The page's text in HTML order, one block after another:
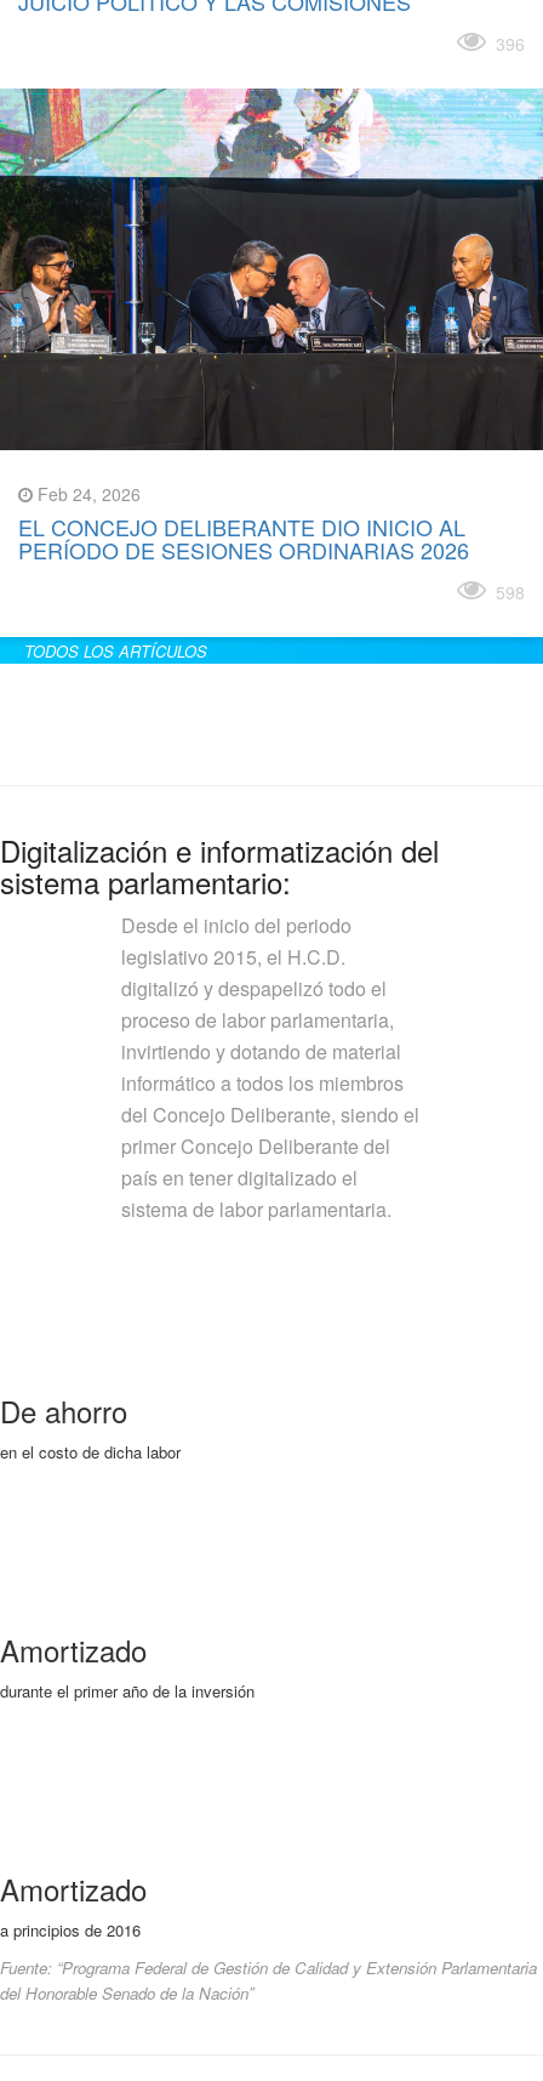
396
Feb 24, 2026
EL CONCEJO DELIBERANTE DIO INICIO AL
PERÍODO DE SESIONES ORDINARIAS 2026
598
TODOS LOS ARTÍCULOS
Digitalización e informatización del
sistema parlamentario:
Desde el inicio del periodo
legislativo 2015, el H.C.D.
digitalizó y despapelizó todo el
proceso de labor parlamentaria,
invirtiendo y dotando de material
informático a todos los miembros
del Concejo Deliberante, siendo el
primer Concejo Deliberante del
país en tener digitalizado el
sistema de labor parlamentaria.
De ahorro
en el costo de dicha labor
Amortizado
durante el primer año de la inversión
Amortizado
a principios de 2016
Fuente: “Programa Federal de Gestión de Calidad y Extensión Parlamentaria
del Honorable Senado de la Nación”